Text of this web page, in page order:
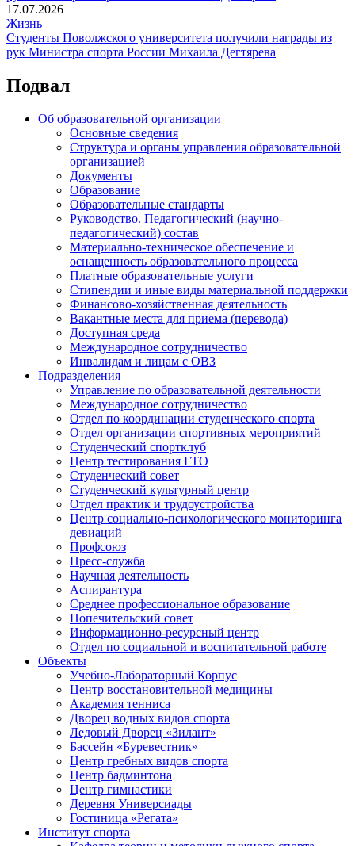
17.07.2026
Жизнь
Студенты Поволжского университета получили награды из
рук Министра спорта России Михаила Дегтярева
Подвал
Об образовательной организации
Основные сведения
Структура и органы управления образовательной
организацией
Документы
Образование
Образовательные стандарты
Руководство. Педагогический (научно-
педагогический) состав
Материально-техническое обеспечение и
оснащенность образовательного процесса
Платные образовательные услуги
Стипендии и иные виды материальной поддержки
Финансово-хозяйственная деятельность
Вакантные места для приема (перевода)
Доступная среда
Международное сотрудничество
Инвалидам и лицам с ОВЗ
Подразделения
Управление по образовательной деятельности
Международное сотрудничество
Отдел по координации студенческого спорта
Отдел организации спортивных мероприятий
Студенческий спортклуб
Центр тестирования ГТО
Студенческий совет
Студенческий культурный центр
Отдел практик и трудоустройства
Центр социально-психологического мониторинга
девиаций
Профсоюз
Пресс-служба
Научная деятельность
Аспирантура
Среднее профессиональное образование
Попечительский совет
Информационно-ресурсный центр
Отдел по социальной и воспитательной работе
Объекты
Учебно-Лабораторный Корпус
Центр восстановительной медицины
Академия тенниса
Дворец водных видов спорта
Ледовый Дворец «Зилант»
Бассейн «Буревестник»
Центр гребных видов спорта
Центр бадминтона
Центр гимнастики
Деревня Универсиады
Гостиница «Регата»
Институт спорта